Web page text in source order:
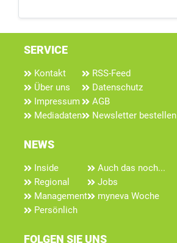
SERVICE
Kontakt
Über uns
Impressum
Mediadaten
RSS-Feed
Datenschutz
AGB
Newsletter bestellen
NEWS
Inside
Regional
Management
Persönlich
Auch das noch...
Jobs
myneva Woche
FOLGEN SIE UNS